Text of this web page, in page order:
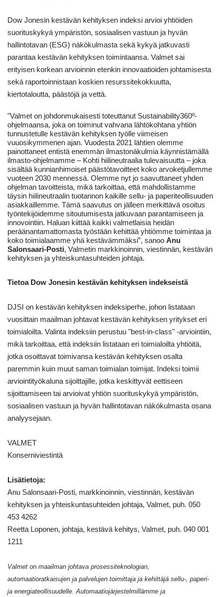
Dow Jonesin kestävän kehityksen indeksi arvioi yhtiöiden
suorituskykyä ympäristön, sosiaalisen vastuun ja hyvän
hallintotavan (ESG) näkökulmasta sekä kykyä jatkuvasti
parantaa kestävän kehityksen toimintaansa.Valmet sai
erityisen korkean arvioinnin etenkin innovaatioiden johtamisesta
sekä raportoinnistaan koskien resurssitekokkuutta,
kiertotaloutta, päästöjä ja vettä.
"Valmet on johdonmukaisesti toteuttanut Sustainability360º-
ohjelmaansa, joka on toiminut vahvana lähtökohtana yhtiön
tunnustetulle kestävän kehityksen työlle viimeisen
vuuosikymmenen ajan. Vuodesta 2021 lähtien olemme
painottaneet entistä enemmän ilmastonäkulmia käynnistämällä
ilmasto-ohjelmamme – Kohti hiilineutraalia tulevaisuutta – joka
sisältää kunnianhimoiset päästötavoitteet koko arvoketjullemme
vuoteen 2030 mennessä. Olemme nyt jo saavuttaneet yhden
ohjelman tavoitteista, mikä tarkoittaa, että mahdollistamme
täysin hiilineutraalin tuotannon kaikille sellu- ja paperiteollisuuden
asiakkaillemme. Tämä saavutus on jälleen merkittävä osoitus
työntekijöidemme sitoutumisesta jatkuvaan parantamiseen ja
innovointiin. Haluan kiittää kaikki valmetlaisia heidän
peräänantamattomasta työstään kehittää yhtiömme toimintaa ja
koko toimialaamme yhä kestävämmäksi”, sanooAnu
Salonsaari-Posti, Valmetin markkinoinnin, viestinnän, kestävän
kehityksen ja yhteiskuntasuhteiden johtaja.
Tietoa Dow Jonesin kestävän kehityksen indekseistä
DJSI on kestävän kehityksen indeksiperhe, johon listataan
vuosittain maailman johtavat kestävän kehityksen yritykset eri
toimialoilta. Valinta indeksiin perustuu "best-in-class" -arviointiin,
mikä tarkoittaa, että indeksiin listataan eri toimialoilta yhtiöitä,
jotka osoittavat toimivansa kestävän kehityksen osalta
paremmin kuin muut saman toimialan toimijat. Indeksi toimii
arviointityökaluna sijoittajille, jotka keskittyvät eettiseen
sijoittamiseen tai arvioivat yhtiön suorituskykyä ympäristön,
sosiaalisen vastuun ja hyvän hallintotavan näkökulmasta osana
analyysejaan.
VALMET
Konserniviestintä
Lisätietoja:
Anu Salonsaari-Posti, markkinoinnin, viestinnän, kestävän
kehityksen ja yhteiskuntasuhteiden johtaja, Valmet, puh. 050
453 4262
Reetta Loponen, johtaja, kestävä kehitys, Valmet, puh. 040 001
1211
Valmet on maailman johtava prosessiteknologian,
automaatioratkaisujen ja palvelujen toimittaja ja kehittäjä sellu-, paperi-
ja energiateollisuudelle. Automaatiojärjestelmillämme ja